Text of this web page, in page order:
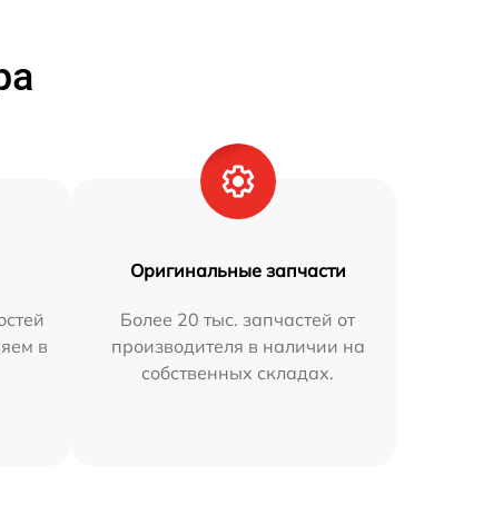
в
Оригинальные запчасти
Более 20 тыс. запчастей от
производителя в наличии на
собственных складах.